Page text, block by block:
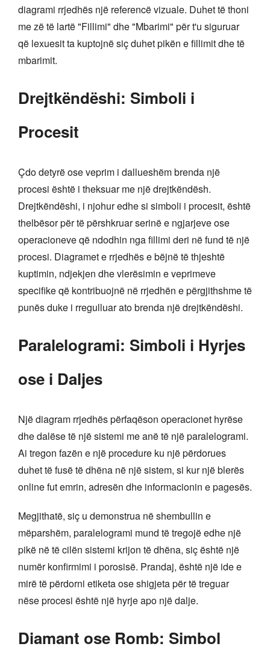
diagrami rrjedhës një referencë vizuale. Duhet të thoni
me zë të lartë "Fillimi" dhe "Mbarimi" për t'u siguruar
që lexuesit ta kuptojnë siç duhet pikën e fillimit dhe të
mbarimit.
Drejtkëndëshi: Simboli i
Procesit
Çdo detyrë ose veprim i dallueshëm brenda një
procesi është i theksuar me një drejtkëndësh.
Drejtkëndëshi, i njohur edhe si simboli i procesit, është
thelbësor për të përshkruar serinë e ngjarjeve ose
operacioneve që ndodhin nga fillimi deri në fund të një
procesi. Diagramet e rrjedhës e bëjnë të thjeshtë
kuptimin, ndjekjen dhe vlerësimin e veprimeve
specifike që kontribuojnë në rrjedhën e përgjithshme të
punës duke i rregulluar ato brenda një drejtkëndëshi.
Paralelogrami: Simboli i Hyrjes
ose i Daljes
Një diagram rrjedhës përfaqëson operacionet hyrëse
dhe dalëse të një sistemi me anë të një paralelogrami.
Ai tregon fazën e një procedure ku një përdorues
duhet të fusë të dhëna në një sistem, si kur një blerës
online fut emrin, adresën dhe informacionin e pagesës.
Megjithatë, siç u demonstrua në shembullin e
mëparshëm, paralelogrami mund të tregojë edhe një
pikë në të cilën sistemi krijon të dhëna, siç është një
numër konfirmimi i porosisë. Prandaj, është një ide e
mirë të përdorni etiketa ose shigjeta për të treguar
nëse procesi është një hyrje apo një dalje.
Diamant ose Romb: Simbol